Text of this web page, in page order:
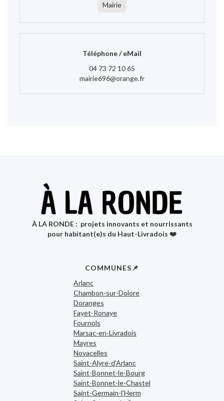
Mairie
Téléphone / eMail
04 73 72 10 65
mairie696@orange.fr
COMMUNES📌
Arlanc
Chambon-sur-Dolore
Doranges
Fayet-Ronaye
Fournols
Marsac-en-Livradois
Mayres
Novacelles
Saint-Alyre-d'Arlanc
Saint-Bonnet-le-Bourg
Saint-Bonnet-le-Chastel
Saint-Germain-l'Herm
À LA RONDE : projets innovants et nourrissants
pour habitant(e)s du Haut-Livradois ❤️